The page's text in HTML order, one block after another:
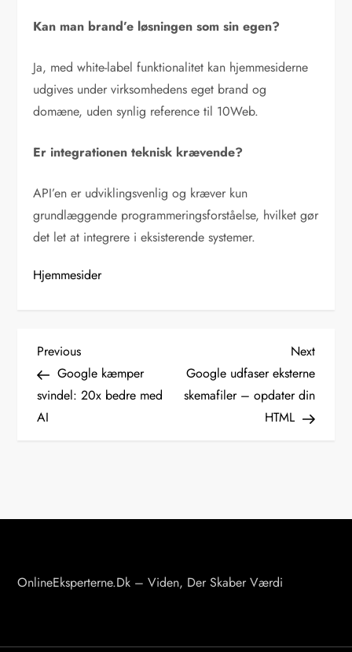
Kan man brand’e løsningen som sin egen?
Ja, med white-label funktionalitet kan hjemmesiderne
udgives under virksomhedens eget brand og
domæne, uden synlig reference til 10Web.
Er integrationen teknisk krævende?
API’en er udviklingsvenlig og kræver kun
grundlæggende programmeringsforståelse, hvilket gør
det let at integrere i eksisterende systemer.
Hjemmesider
I
n
d
l
v
Previous
Post
Previous
Google kæmper
svindel: 20x bedre med
AI
Next
Post
Next
Google udfaser eksterne
skemafiler – opdater din
HTML
OnlineEksperterne.dk – Viden, Der Skaber Værdi